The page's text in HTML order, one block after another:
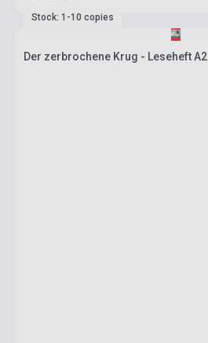
Stock: 1-10 copies
Der zerbrochene Krug - Leseheft A2